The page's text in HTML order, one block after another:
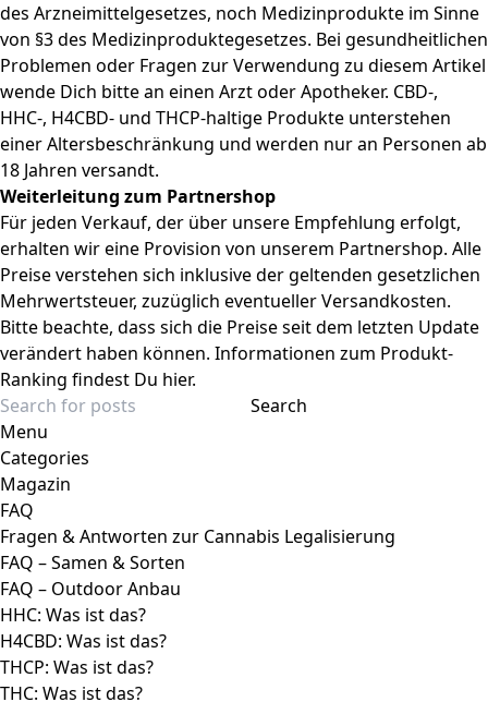
des Arzneimittelgesetzes, noch Medizinprodukte im Sinne
von §3 des Medizinproduktegesetzes. Bei gesundheitlichen
Problemen oder Fragen zur Verwendung zu diesem Artikel
wende Dich bitte an einen Arzt oder Apotheker. CBD-,
HHC-, H4CBD- und THCP-haltige Produkte unterstehen
einer Altersbeschränkung und werden nur an Personen ab
18 Jahren versandt.
Weiterleitung zum Partnershop
Für jeden Verkauf, der über unsere Empfehlung erfolgt,
erhalten wir eine Provision von unserem Partnershop. Alle
Preise verstehen sich inklusive der geltenden gesetzlichen
Mehrwertsteuer, zuzüglich eventueller Versandkosten.
Bitte beachte, dass sich die Preise seit dem letzten Update
verändert haben können. Informationen zum Produkt-
Ranking findest Du hier.
Search
Menu
Categories
Magazin
FAQ
Fragen & Antworten zur Cannabis Legalisierung
FAQ – Samen & Sorten
FAQ – Outdoor Anbau
HHC: Was ist das?
H4CBD: Was ist das?
THCP: Was ist das?
THC: Was ist das?